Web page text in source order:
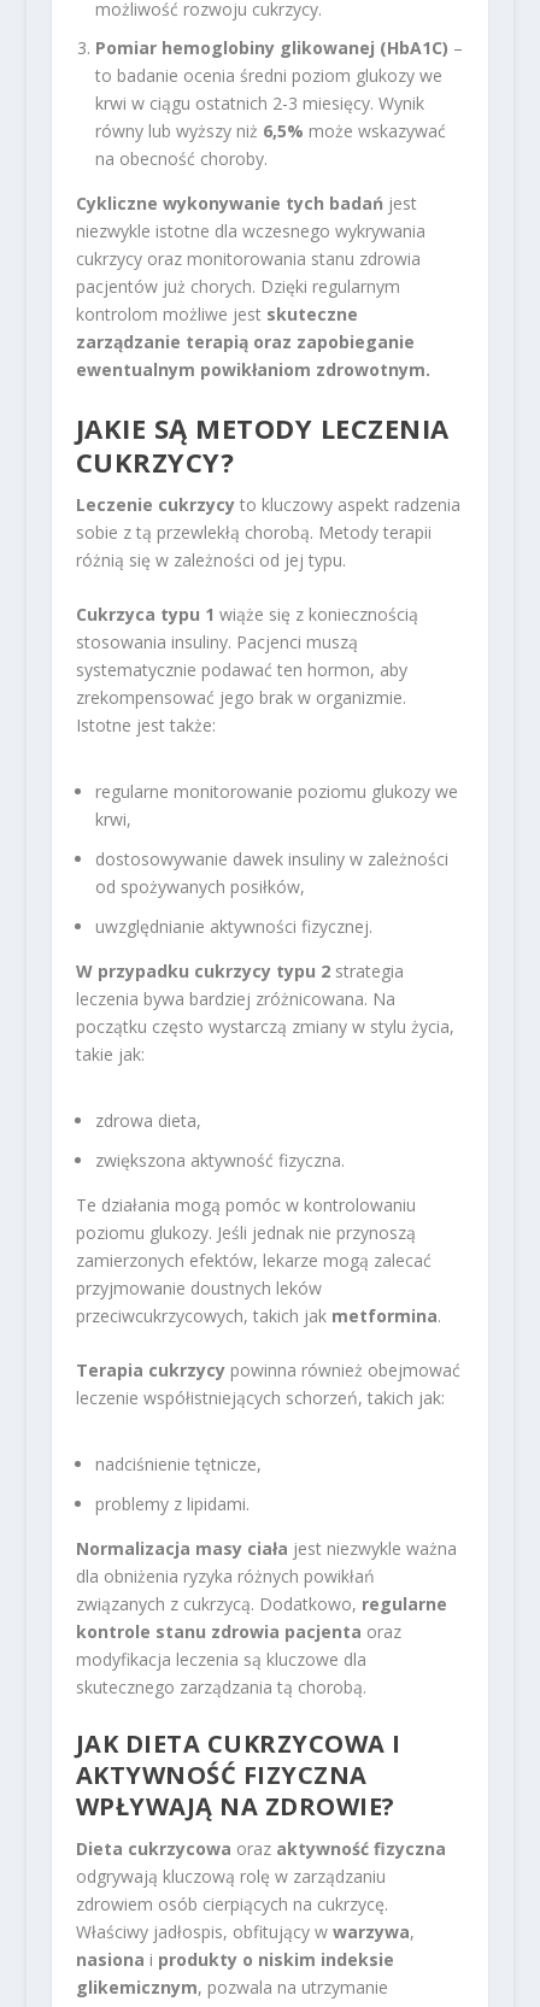
możliwość rozwoju cukrzycy.
Pomiar hemoglobiny glikowanej (HbA1C) –
to badanie ocenia średni poziom glukozy we
krwi w ciągu ostatnich 2-3 miesięcy. Wynik
równy lub wyższy niż 6,5% może wskazywać
na obecność choroby.
Cykliczne wykonywanie tych badań jest
niezwykle istotne dla wczesnego wykrywania
cukrzycy oraz monitorowania stanu zdrowia
pacjentów już chorych. Dzięki regularnym
kontrolom możliwe jest skuteczne
zarządzanie terapią oraz zapobieganie
ewentualnym powikłaniom zdrowotnym.
JAKIE SĄ METODY LECZENIA
CUKRZYCY?
Leczenie cukrzycyto kluczowy aspekt radzenia
sobie z tą przewlekłą chorobą. Metody terapii
różnią się w zależności od jej typu.
Cukrzyca typu 1 wiąże się z koniecznością
stosowania insuliny. Pacjenci muszą
systematycznie podawać ten hormon, aby
zrekompensować jego brak w organizmie.
Istotne jest także:
regularne monitorowanie poziomu glukozy we
krwi,
dostosowywanie dawek insuliny w zależności
od spożywanych posiłków,
uwzględnianie aktywności fizycznej.
W przypadku cukrzycy typu 2strategia
leczenia bywa bardziej zróżnicowana. Na
początku często wystarczą zmiany w stylu życia,
takie jak:
zdrowa dieta,
zwiększona aktywność fizyczna.
Te działania mogą pomóc w kontrolowaniu
poziomu glukozy. Jeśli jednak nie przynoszą
zamierzonych efektów, lekarze mogą zalecać
przyjmowanie doustnych leków
przeciwcukrzycowych, takich jak metformina.
Terapia cukrzycypowinna również obejmować
leczenie współistniejących schorzeń, takich jak:
nadciśnienie tętnicze,
problemy z lipidami.
Normalizacja masy ciała jest niezwykle ważna
dla obniżenia ryzyka różnych powikłań
związanych z cukrzycą. Dodatkowo, regularne
kontrole stanu zdrowia pacjenta oraz
modyfikacja leczenia są kluczowe dla
skutecznego zarządzania tą chorobą.
JAK DIETA CUKRZYCOWA I
AKTYWNOŚĆ FIZYCZNA
WPŁYWAJĄ NA ZDROWIE?
Dieta cukrzycowa oraz aktywność fizyczna
odgrywają kluczową rolę w zarządzaniu
zdrowiem osób cierpiących na cukrzycę.
Właściwy jadłospis, obfitujący w warzywa,
nasiona i produkty o niskim indeksie
glikemicznym, pozwala na utrzymanie